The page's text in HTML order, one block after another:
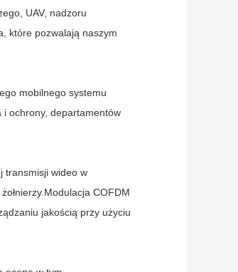
UAV, nadzoru
które pozwalają naszym
mobilnego systemu
i ochrony, departamentów
transmisji wideo w
COFDM
jakością przy użyciu